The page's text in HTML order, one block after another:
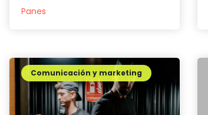
Panes
Comunicación y marketing